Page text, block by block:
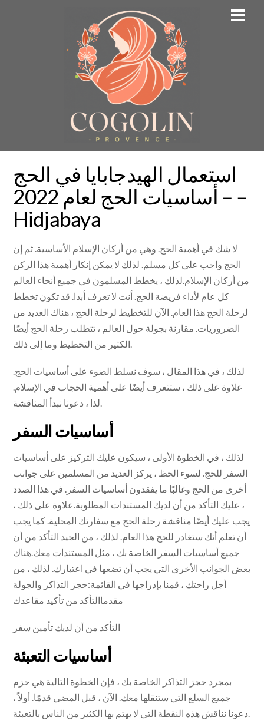
استعمال الهيدجابايا في الحج
– أساسيات الحج لعام 2022 –
Hidjabaya
لا شك في أهمية الحج. وهي من أركان الإسلام الأساسية. ثم إن
الحج واجب على كل مسلم. لذلك لا يمكن إنكار أهمية هذا الركن
من أركان الإسلام.لذلك ، يخطط المسلمون في جميع أنحاء العالم
كل عام لأداء فريضة الحج. أنت لا تعرف أبدا. قد تكون تخطط
لرحلة الحج هذا العام. الآن للتخطيط لرحلة الحج ، هناك العديد من
الضروريات. مقارنة بجولة حول العالم ، تتطلب رحلة الحج أيضًا
لذلك ، في هذا المقال ، سوف نسلط الضوء على أساسيات الحج.
علاوة على ذلك ، ستتعرف أيضًا على أهمية الحجاب في الإسلام.
لذا ، دعونا نبدأ المناقشة.
أساسيات السفر
لذلك ، في الخطوة الأولى ، سيكون عليك التركيز على أساسيات
السفر للحج. لسوء الحظ ، يركز العديد من المسلمين على جوانب
أخرى من الحج وغالبًا ما يفقدون أساسيات السفر. في هذا الصدد
، عليك التأكد من أن لديك المستندات المطلوبة.علاوة على ذلك ،
يجب عليك أيضًا مناقشة رحلة الحج مع سفارتك المحلية. كما يجب
أن تعلم أنك ستغادر للحج هذا العام. لذلك ، من الجيد التأكد من أن
جميع أساسيات السفر الخاصة بك ، مثل المستندات معك.هناك
بعض الجوانب الأخرى التي يجب أن تضعها في اعتبارك. لذلك ، من
أجل راحتك ، قمنا بإدراجها في القائمة:حجز التذاكر والجولة
مقدماالتأكد من تأكيد مقاعدك
التأكد من أن لديك تأمين سفر
أساسيات التعبئة
بمجرد حجز التذاكر الخاصة بك ، فإن الخطوة التالية هي حزم
جميع السلع التي ستنقلها معك. الآن ، قبل المضي قدمًا. أولاً ،